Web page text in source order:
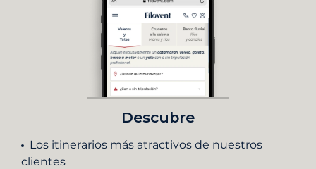
Descubre
Los itinerarios más atractivos de nuestros
clientes